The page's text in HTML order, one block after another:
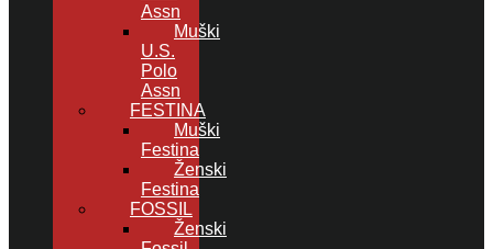
Assn
Muški
U.S.
Polo
Assn
FESTINA
Muški
Festina
Ženski
Festina
FOSSIL
Ženski